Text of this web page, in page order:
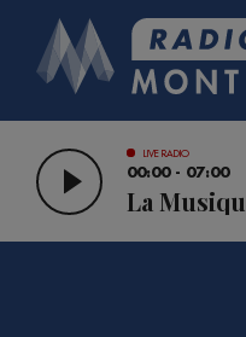
LIVE RADIO
00:00 - 07:00